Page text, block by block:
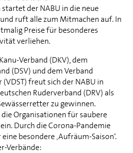
der NABU in die neue
ruft alle zum Mitmachen auf. In
Preise für besonderes
verliehen.
Verband (DKV), dem
(DSV) und dem Verband
freut sich der NABU in
Ruderverband (DRV) als
zu gewinnen.
Organisationen für saubere
Durch die Corona-Pandemie
besondere ‚Aufräum-Saison‘.
Verbände: